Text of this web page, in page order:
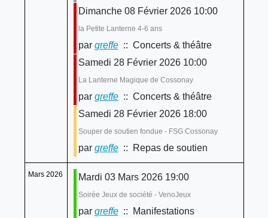
Dimanche 08 Février 2026 10:00
la Petite Lanterne 4-6 ans
par greffe:: Concerts & théâtre
Samedi 28 Février 2026 10:00
La Lanterne Magique de Cossonay
par greffe:: Concerts & théâtre
Samedi 28 Février 2026 18:00
Souper de soutien fondue - FSG Cossonay
par greffe:: Repas de soutien
Mars 2026 Mardi 03 Mars 2026 19:00
Soirée Jeux de société - VenoJeux
par greffe:: Manifestations